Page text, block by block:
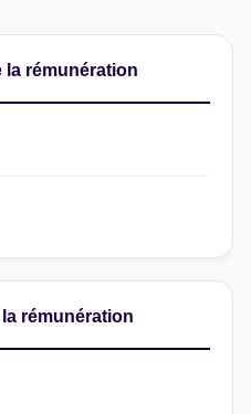
la rémunération
rémunération